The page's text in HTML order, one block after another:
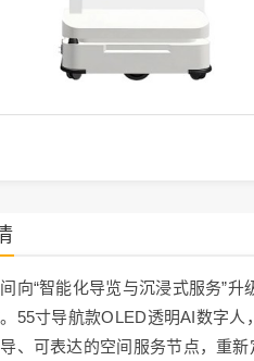
向“智能化导览与沉浸式服务”
55寸导航款OLED透明AI数字
、可表达的空间服务节点，重